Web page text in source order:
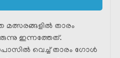
താരം
ഇന്നത്തേത്.
വെച്ച് താരം ഗോൾ